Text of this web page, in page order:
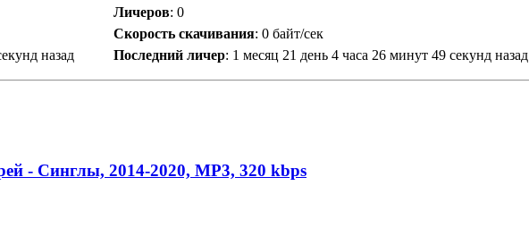
Личеров: 0
Скорость скачивания: 0 байт/сек
назад Последний личер: 1 месяц 21 день 4 часа 26 минут 49 секунд назад
- Синглы, 2014-2020, MP3, 320 kbps